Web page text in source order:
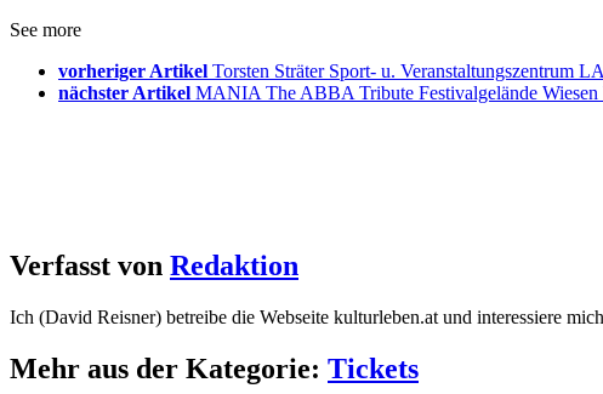
See more
vorheriger Artikel Torsten Sträter Sport- u. Veranstaltungszentrum
nächster Artikel MANIA The ABBA Tribute Festivalgelände
Verfasst von Redaktion
Ich (David Reisner) betreibe die Webseite kulturleben.at und interessiere
Mehr aus der Kategorie: Tickets